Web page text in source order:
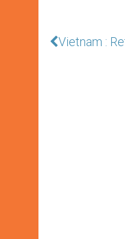
Vietnam :